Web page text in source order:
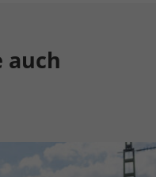
auch